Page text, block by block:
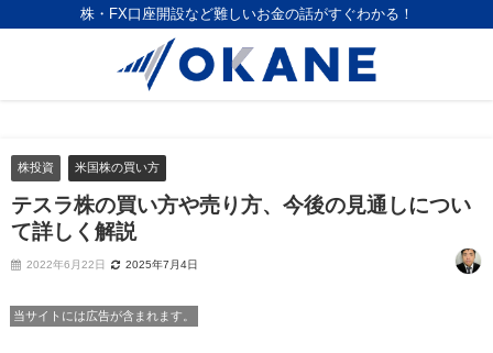
株・FX口座開設など難しいお金の話がすぐわかる！
株投資 米国株の買い方
テスラ株の買い方や売り方、今後の見通しについ
て詳しく解説
2022年6月22日 2025年7月4日
当サイトには広告が含まれます。